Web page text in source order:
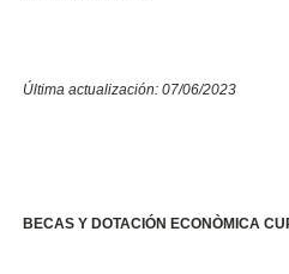
Última actualización: 07/06/2023
BECAS Y DOTACIÓN ECONÒMICA